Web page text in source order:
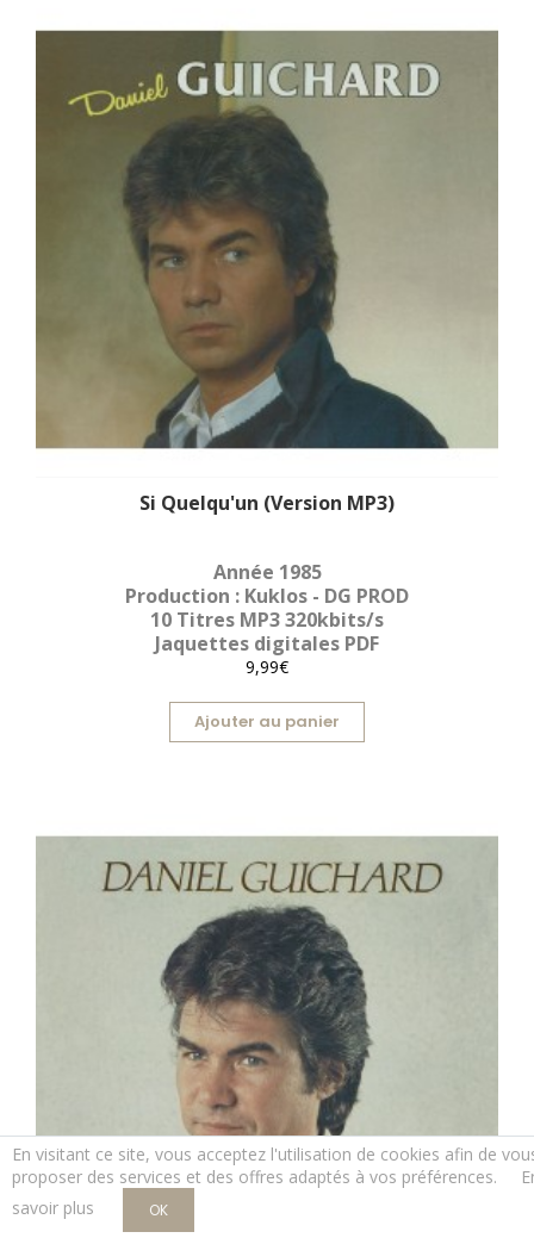
Si Quelqu'un (Version MP3)
Année 1985
Production : Kuklos - DG PROD
10 Titres MP3 320kbits/s
Jaquettes digitales PDF
9,99€
Ajouter au panier
En visitant ce site, vous acceptez l'utilisation de cookies afin de
proposer des services et des offres adaptés à vos préférences.
savoir plus
OK